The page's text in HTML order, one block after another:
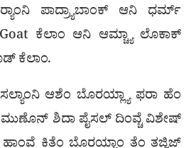
ಪಾದ್ರ್ಯಾಬಾಂಕ್ ಆನಿ ಧರ್ಮ್
ಕೆಲಾಂ ಆನಿ ಆಮ್ಚ್ಯಾ ಲೊಕಾಕ್
ಕೆಲಾಂ.
ಆಶೆಂ ಬೊರಯ್ಲ್ಯಾ ಫರಾ ಹೆಂ
ಶಿದಾ ಪೈಸಲ್ ದಿಂವ್ಚೆ ವಿಶೇಷ್